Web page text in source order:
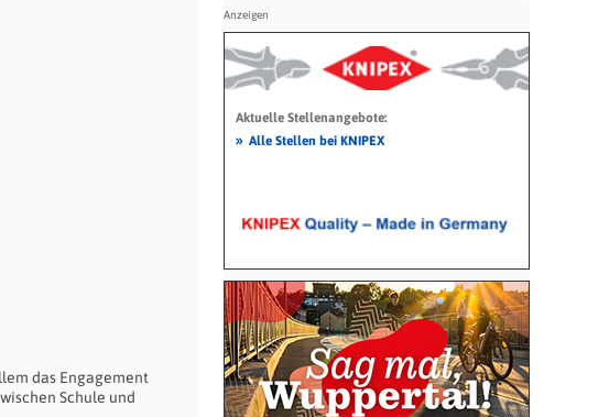
das Engagement
Schule und
Aktuelle Stellenangebote:
» Alle Stellen bei KNIPEX